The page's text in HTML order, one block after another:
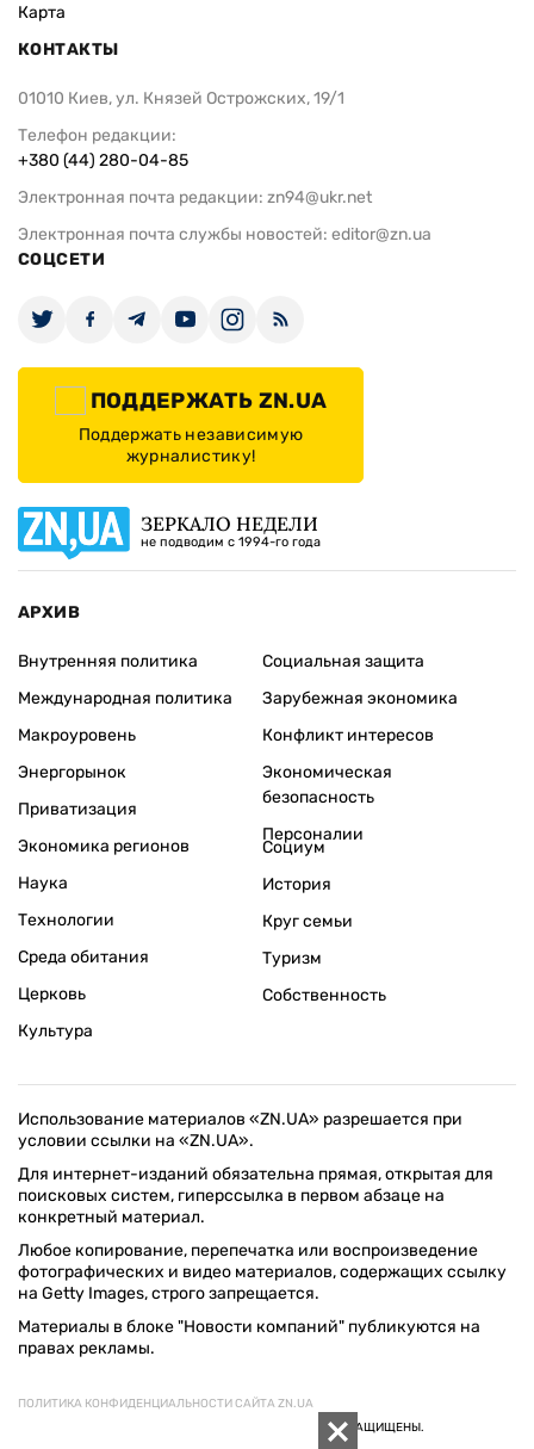
Карта
КОНТАКТЫ
01010 Киев, ул. Князей Острожских, 19/1
Телефон редакции:
+380 (44) 280-04-85
Электронная почта редакции: zn94@ukr.net
Электронная почта службы новостей: editor@zn.ua
СОЦСЕТИ
ПОДДЕРЖАТЬ ZN.UA
Поддержать независимую
журналистику!
ЗЕРКАЛО НЕДЕЛИ
не подводим с 1994-го года
АРХИВ
Внутренняя политика
Международная политика
Макроуровень
Энергорынок
Приватизация
Экономика регионов
Социальная защита
Зарубежная экономика
Конфликт интересов
Экономическая
безопасность
Персоналии
Наука
Технологии
Среда обитания
Церковь
Культура
Социум
История
Круг семьи
Туризм
Собственность
Использование материалов «ZN.UA» разрешается при
условии ссылки на «ZN.UA».
Для интернет-изданий обязательна прямая, открытая для
поисковых систем, гиперссылка в первом абзаце на
конкретный материал.
Любое копирование, перепечатка или воспроизведение
фотографических и видео материалов, содержащих ссылку
на Getty Images, строго запрещается.
Материалы в блоке "Новости компаний" публикуются на
правах рекламы.
ПОЛИТИКА КОНФИДЕНЦИАЛЬНОСТИ САЙТА ZN.UA
© 1994–2026 «ЗЕРКАЛО НЕДЕЛИ. УКРАИНА». ВСЕ ПРАВА ЗАЩИЩЕНЫ.